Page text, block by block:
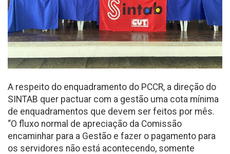
A respeito do enquadramento do PCCR, a direção do
SINTAB quer pactuar com a gestão uma cota mínima
de enquadramentos que devem ser feitos por mês.
“O fluxo normal de apreciação da Comissão
encaminhar para a Gestão e fazer o pagamento para
os servidores não está acontecendo, somente